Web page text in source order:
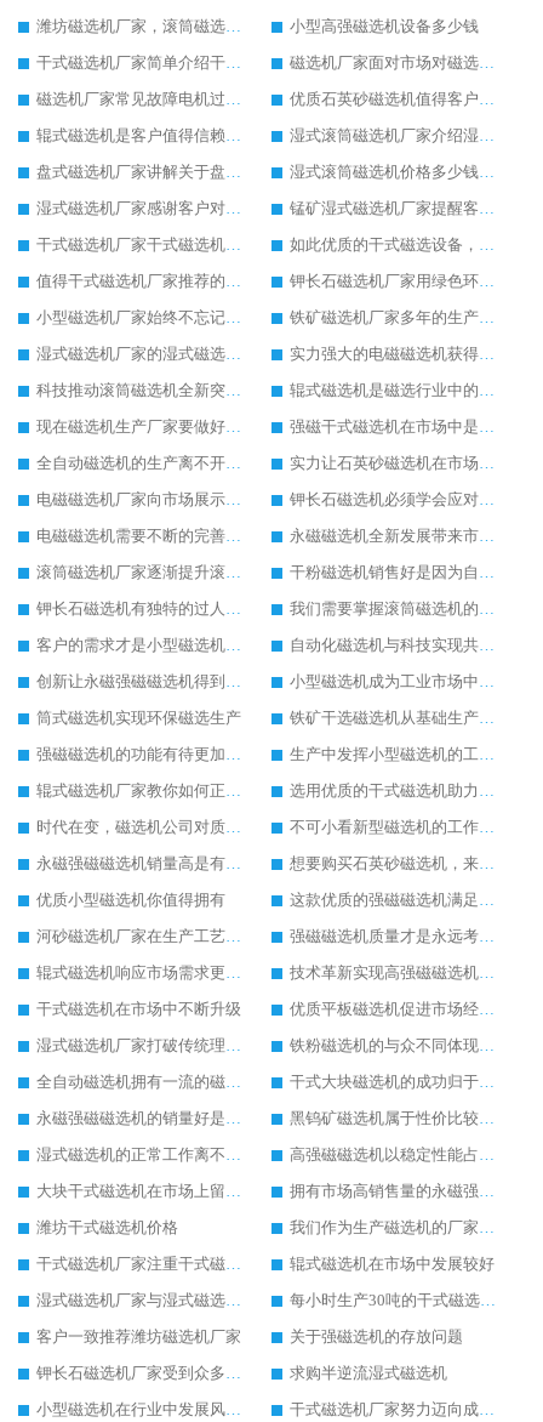
潍坊磁选机厂家，滚筒磁选机比较可靠
小型高强磁选机设备多少钱
干式磁选机厂家简单介绍干式磁选机的性能与特点
磁选机厂家面对市场对磁选机有强劲的发展信心
磁选机厂家常见故障电机过热异常声音的原因及方法
优质石英砂磁选机值得客户追捧
辊式磁选机是客户值得信赖的磁选设备
湿式滚筒磁选机厂家介绍湿式滚筒磁选机性能、特点以及原理
盘式磁选机厂家讲解关于盘式磁选机的原理以及应用
湿式滚筒磁选机价格多少钱，推荐有实力的生产厂家
湿式磁选机厂家感谢客户对湿式磁选机的支持认可
锰矿湿式磁选机厂家提醒客户锰矿湿式磁选机夏季使用注意事项
干式磁选机厂家干式磁选机为市场增添发展活力
如此优质的干式磁选设备，客户不远千里来选购
值得干式磁选机厂家推荐的干式磁选机设备
钾长石磁选机厂家用绿色环保为钾长石磁选机的核心发展
小型磁选机厂家始终不忘记努力发展自身
铁矿磁选机厂家多年的生产让铁矿磁选机积累了较多经验
湿式磁选机厂家的湿式磁选机发展逐渐强大
实力强大的电磁磁选机获得市场的认可
科技推动滚筒磁选机全新突破发展
辊式磁选机是磁选行业中的冉冉升起的新星
现在磁选机生产厂家要做好顺应时代的准备
强磁干式磁选机在市场中是无可替代的
全自动磁选机的生产离不开技术创新
实力让石英砂磁选机在市场中发展稳如泰山
电磁磁选机厂家向市场展示电磁磁选机的无穷活力
钾长石磁选机必须学会应对市场压力发展
电磁磁选机需要不断的完善才能成为行业佼佼者
永磁磁选机全新发展带来市场新的活力
滚筒磁选机厂家逐渐提升滚筒磁选机的生产实力
干粉磁选机销售好是因为自身实力强
钾长石磁选机有独特的过人之处
我们需要掌握滚筒磁选机的保养方式
客户的需求才是小型磁选机厂家前进的动力
自动化磁选机与科技实现共进步发展
创新让永磁强磁磁选机得到更好地发展
小型磁选机成为工业市场中的主力军
筒式磁选机实现环保磁选生产
铁矿干选磁选机从基础生产上拓宽发展空间
强磁磁选机的功能有待更加完善
生产中发挥小型磁选机的工作效率
辊式磁选机厂家教你如何正确选购辊式磁选机
选用优质的干式磁选机助力生产更好
时代在变，磁选机公司对质量的要求不变
不可小看新型磁选机的工作实力
永磁强磁磁选机销量高是有迹可循的
想要购买石英砂磁选机，来潍坊华体会手机网页版-华体会(中国) 重工妥妥的
优质小型磁选机你值得拥有
这款优质的强磁磁选机满足客户需求
河砂磁选机厂家在生产工艺上的追求
强磁磁选机质量才是永远考虑的重点
辊式磁选机响应市场需求更快发展
技术革新实现高强磁磁选机脱胎换骨
干式磁选机在市场中不断升级
优质平板磁选机促进市场经济增长
湿式磁选机厂家打破传统理念探索新的商机
铁粉磁选机的与众不同体现在细节上
全自动磁选机拥有一流的磁选生产技术
干式大块磁选机的成功归于自身的创新生产
永磁强磁磁选机的销量好是因为实用性高
黑钨矿磁选机属于性价比较高的磁选机设备
湿式磁选机的正常工作离不开日常检修工作
高强磁磁选机以稳定性能占据大部分市场
大块干式磁选机在市场上留下稳定发展的足迹
拥有市场高销售量的永磁强磁磁选机
潍坊干式磁选机价格
我们作为生产磁选机的厂家始终以客户利益为主
干式磁选机厂家注重干式磁选机的质量和服务
辊式磁选机在市场中发展较好
湿式磁选机厂家与湿式磁选机价格之间的关系
每小时生产30吨的干式磁选机设备价格介绍
客户一致推荐潍坊磁选机厂家
关于强磁选机的存放问题
钾长石磁选机厂家受到众多客户欢迎
求购半逆流湿式磁选机
小型磁选机在行业中发展风生水起
干式磁选机厂家努力迈向成功之路